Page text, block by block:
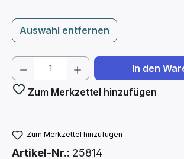
Auswahl entfernen
Produkt Anzahl: Gib den
In den
Zum Merkzettel hinzufügen
Zum Merkzettel hinzufügen
Artikel-Nr.: 25814